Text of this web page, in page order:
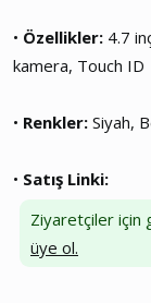
• Özellikler: 4.7
kamera, Touch ID
• Renkler: Siyah,
• Satış Linki:
Ziyaretçiler için
üye ol.